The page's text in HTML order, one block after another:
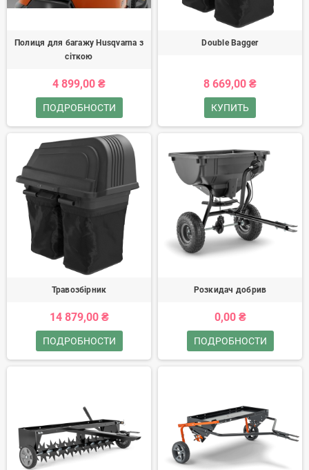
Полиця для багажу Husqvarna з
сіткою
4 899,00 ₴
ПОДРОБНОСТИ
Double Bagger
8 669,00 ₴
КУПИТЬ
Травозбірник
14 879,00 ₴
ПОДРОБНОСТИ
Розкидач добрив
0,00 ₴
ПОДРОБНОСТИ